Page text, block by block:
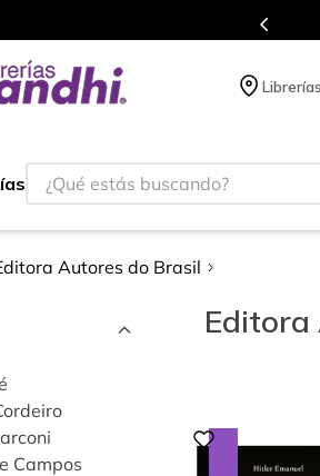
Librerías
¿Qué estás buscando?
Autores do Brasil
Campos
Editora